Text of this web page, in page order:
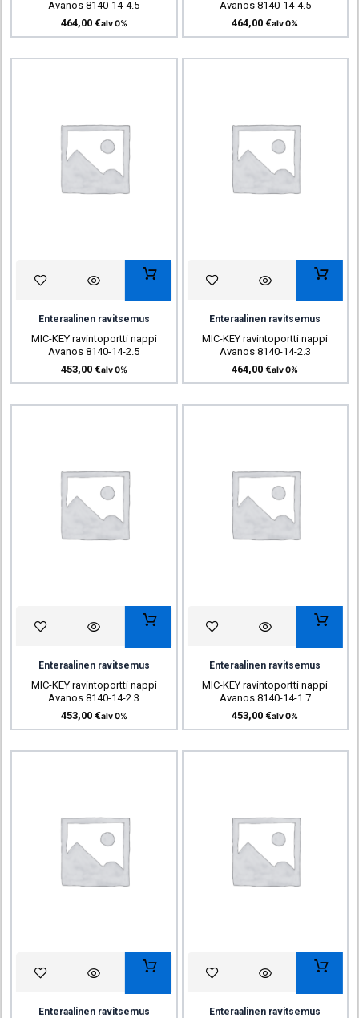
Avanos 8140-14-4.5
464,00 €alv 0%
Avanos 8140-14-4.5
464,00 €alv 0%
Enteraalinen ravitsemus
MIC-KEY ravintoportti nappi
Avanos 8140-14-2.5
453,00 €alv 0%
Enteraalinen ravitsemus
MIC-KEY ravintoportti nappi
Avanos 8140-14-2.3
464,00 €alv 0%
Enteraalinen ravitsemus
MIC-KEY ravintoportti nappi
Avanos 8140-14-2.3
453,00 €alv 0%
Enteraalinen ravitsemus
MIC-KEY ravintoportti nappi
Avanos 8140-14-1.7
453,00 €alv 0%
Enteraalinen ravitsemus Enteraalinen ravitsemus